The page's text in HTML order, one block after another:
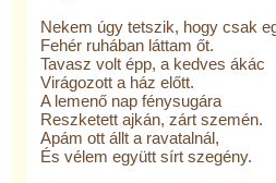
Nekem úgy tetszik, hogy csak
Fehér ruhában láttam őt.
Tavasz volt épp, a kedves ákác
Virágozott a ház előtt.
A lemenő nap fénysugára
Reszketett ajkán, zárt szemén.
Apám ott állt a ravatalnál,
És vélem együtt sírt szegény.